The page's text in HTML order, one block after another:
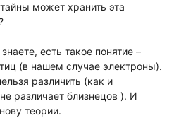
может хранить эта
есть такое понятие –
(в нашем случае электроны).
различить (как и
различает близнецов ). И
теории.